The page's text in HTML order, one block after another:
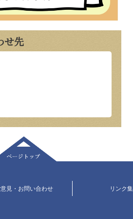
せ先
意見・お問い合わせ リンク集